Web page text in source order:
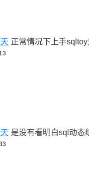
正常情况下上手
是没有看明白sql动态